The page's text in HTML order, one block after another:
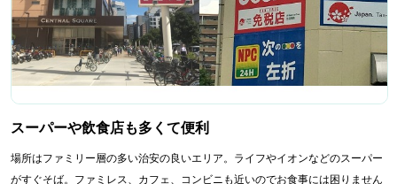
スーパーや飲食店も多くて便利
場所はファミリー層の多い治安の良いエリア。ライフやイオンなどのスーパー
がすぐそば。ファミレス、カフェ、コンビニも近いのでお食事には困りません